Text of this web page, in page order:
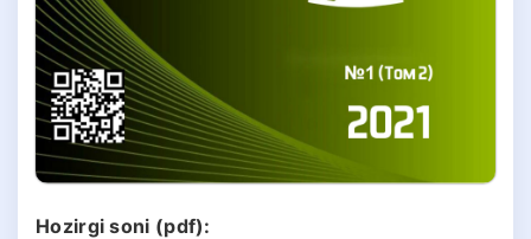
Hozirgi soni (pdf):